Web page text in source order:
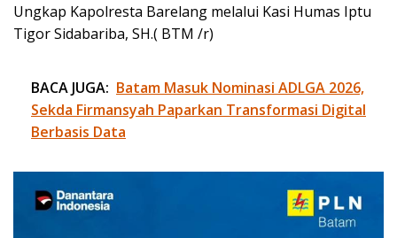
Ungkap Kapolresta Barelang melalui Kasi Humas Iptu
Tigor Sidabariba, SH.( BTM /r)
BACA JUGA: Batam Masuk Nominasi ADLGA 2026,
Sekda Firmansyah Paparkan Transformasi Digital
Berbasis Data